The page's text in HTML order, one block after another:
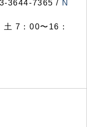
3644-7365 / N
7：00〜16：